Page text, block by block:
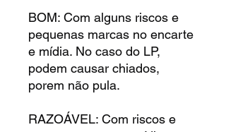
BOM: Com alguns riscos e
pequenas marcas no encarte
e mídia. No caso do LP,
podem causar chiados,
porem não pula.
RAZOÁVEL: Com riscos e